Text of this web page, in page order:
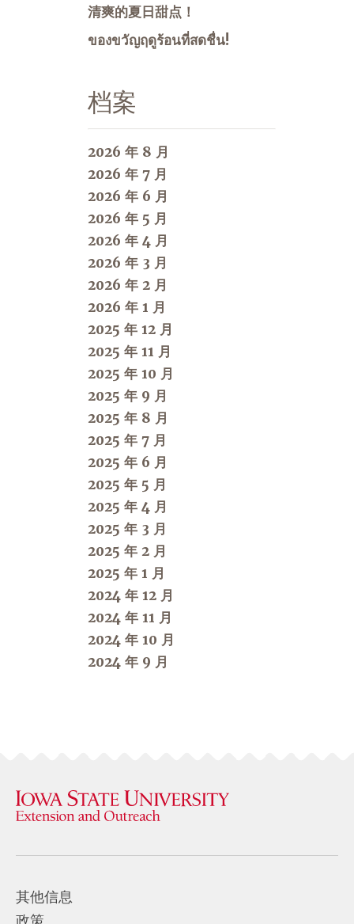
清爽的夏日甜点！
ของขวัญฤดูร้อนที่สดชื่น!
档案
2026 年 8 月
2026 年 7 月
2026 年 6 月
2026 年 5 月
2026 年 4 月
2026 年 3 月
2026 年 2 月
2026 年 1 月
2025 年 12 月
2025 年 11 月
2025 年 10 月
2025 年 9 月
2025 年 8 月
2025 年 7 月
2025 年 6 月
2025 年 5 月
2025 年 4 月
2025 年 3 月
2025 年 2 月
2025 年 1 月
2024 年 12 月
2024 年 11 月
2024 年 10 月
2024 年 9 月
其他信息